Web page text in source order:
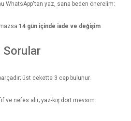
WhatsApp'tan yaz, sana beden önerelim:
14 gün içinde iade ve değişim
Sorular
üst cekette 3 cep bulunur.
ve nefes alır; yaz-kış dört mevsim